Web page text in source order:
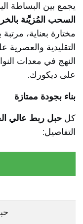
يجمع بين البساطة
السحب المُزيَّنة
مختارة بعناية،
التقليدية
النهج في معدات
على ديكورك.
بناء بجودة ممتازة
كل حبل ربط عالي
التفاصيل: